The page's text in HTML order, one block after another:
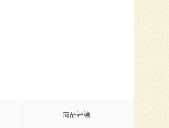
商品評論